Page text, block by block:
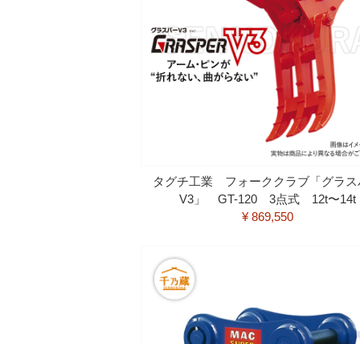
タグチ工業 フォーククラブ「グラス
V3」 GT-120 3点式 12t〜14t
¥ 869,550